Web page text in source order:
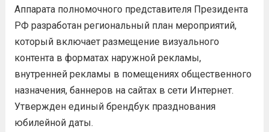
Аппарата полномочного представителя Президента
РФ разработан региональный план мероприятий,
который включает размещение визуального
контента в форматах наружной рекламы,
внутренней рекламы в помещениях общественного
назначения, баннеров на сайтах в сети Интернет.
Утвержден единый брендбук празднования
юбилейной даты.